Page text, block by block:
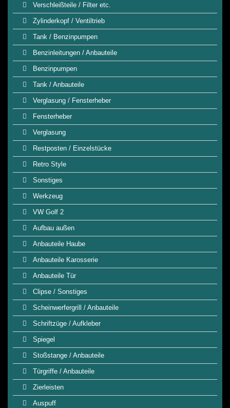
Verschleißteile / Filter etc.
Zylinderkopf / Ventiltrieb
Tank / Benzinpumpen
Benzinleitungen / Anbauteile
Benzinpumpen
Tank / Anbauteile
Verglasung / Fensterheber
Fensterheber
Verglasung
Restposten / Einzelstücke
Retro Style
Sonstiges
Werkzeug
VW Golf 2
Aufbau außen
Anbauteile Haube
Anbauteile Karosserie
Anbauteile Tür
Clipse / Sonstiges
Scheinwerfergrill / Anbauteile
Schriftzüge / Aufkleber
Spiegel
Stoßstange / Anbauteile
Türgriffe / Anbauteile
Zierleisten
Auspuff